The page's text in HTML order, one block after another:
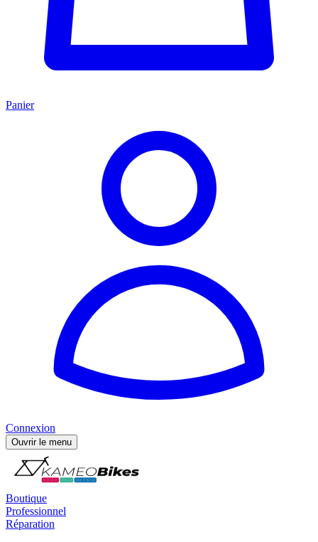
Panier
Connexion
Ouvrir le menu
Boutique
Professionnel
Réparation